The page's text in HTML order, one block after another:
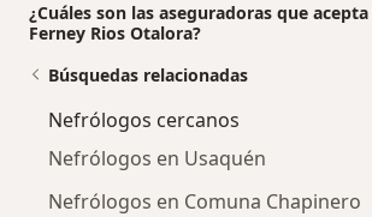
¿Cuáles son las aseguradoras que
Ferney Rios Otalora?
Búsquedas relacionadas
Nefrólogos cercanos
Nefrólogos en Usaquén
Nefrólogos en Comuna Chapinero